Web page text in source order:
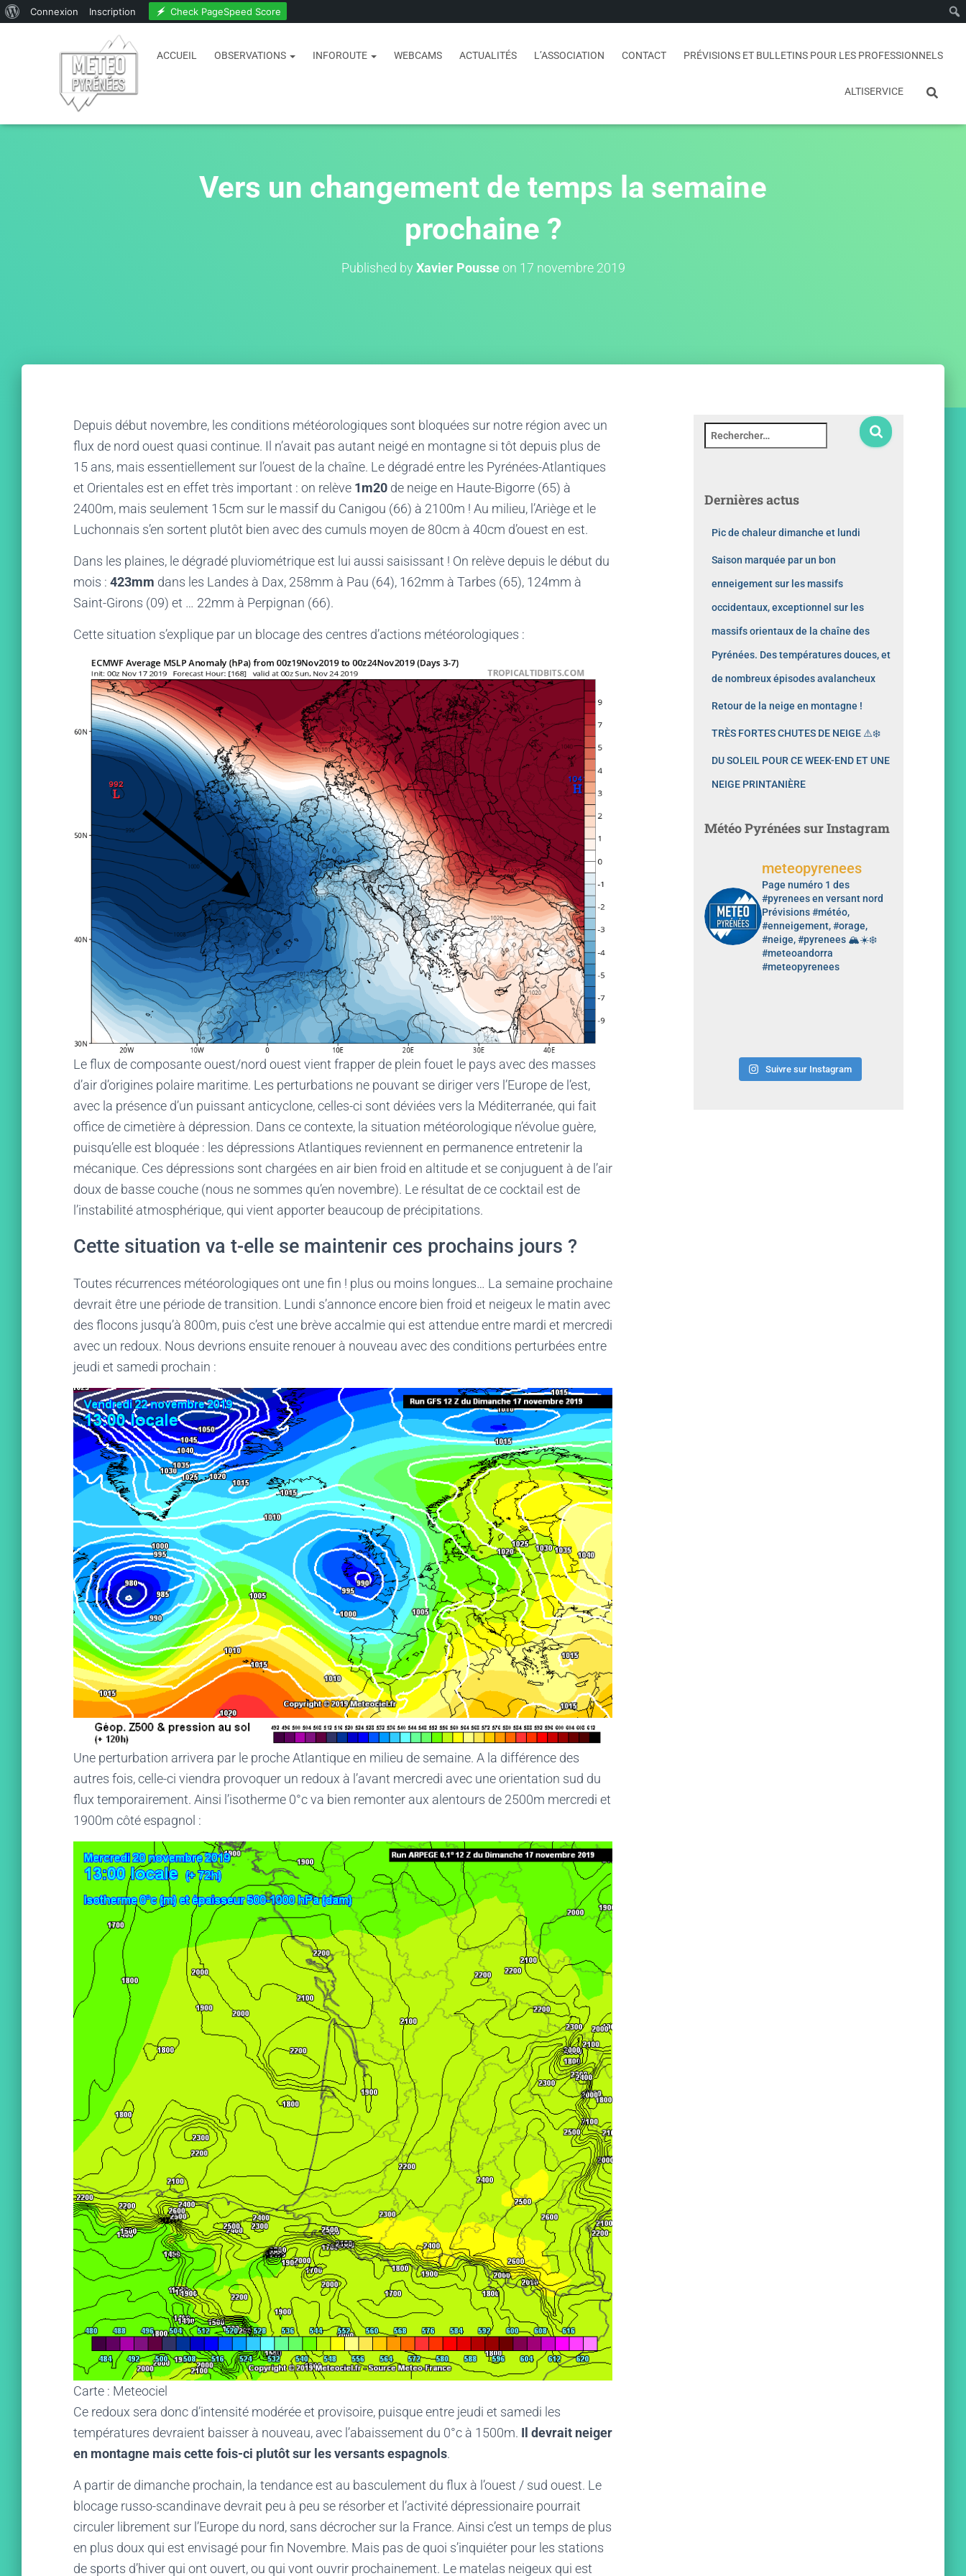
Connexion Inscription Check PageSpeed Score
ACCUEIL OBSERVATIONS INFOROUTE WEBCAMS ACTUALITÉS L’ASSOCIATION CONTACT PRÉVISIONS ET BULLETINS POUR LES PROFESSIONNELS
ALTISERVICE
Vers un changement de temps la semaine
prochaine ?
Published by Xavier Pousseon 17 novembre 2019
Depuis début novembre, les conditions météorologiques sont bloquées sur notre région avec un
flux de nord ouest quasi continue. Il n’avait pas autant neigé en montagne si tôt depuis plus de
15 ans, mais essentiellement sur l’ouest de la chaîne. Le dégradé entre les Pyrénées-Atlantiques
et Orientales est en effet très important : on relève 1m20 de neige en Haute-Bigorre (65) à
2400m, mais seulement 15cm sur le massif du Canigou (66) à 2100m ! Au milieu, l’Ariège et le
Luchonnais s’en sortent plutôt bien avec des cumuls moyen de 80cm à 40cm d’ouest en est.
Dans les plaines, le dégradé pluviométrique est lui aussi saisissant ! On relève depuis le début du
mois : 423mm dans les Landes à Dax, 258mm à Pau (64), 162mm à Tarbes (65), 124mm à
Saint-Girons (09) et … 22mm à Perpignan (66).
Cette situation s’explique par un blocage des centres d’actions météorologiques :
Le flux de composante ouest/nord ouest vient frapper de plein fouet le pays avec des masses
d’air d’origines polaire maritime. Les perturbations ne pouvant se diriger vers l’Europe de l’est,
avec la présence d’un puissant anticyclone, celles-ci sont déviées vers la Méditerranée, qui fait
office de cimetière à dépression. Dans ce contexte, la situation météorologique n’évolue guère,
puisqu’elle est bloquée : les dépressions Atlantiques reviennent en permanence entretenir la
mécanique. Ces dépressions sont chargées en air bien froid en altitude et se conjuguent à de l’air
doux de basse couche (nous ne sommes qu’en novembre). Le résultat de ce cocktail est de
l’instabilité atmosphérique, qui vient apporter beaucoup de précipitations.
Cette situation va t-elle se maintenir ces prochains jours ?
Toutes récurrences météorologiques ont une fin ! plus ou moins longues… La semaine prochaine
devrait être une période de transition. Lundi s’annonce encore bien froid et neigeux le matin avec
des flocons jusqu’à 800m, puis c’est une brève accalmie qui est attendue entre mardi et mercredi
avec un redoux. Nous devrions ensuite renouer à nouveau avec des conditions perturbées entre
jeudi et samedi prochain :
Une perturbation arrivera par le proche Atlantique en milieu de semaine. A la différence des
autres fois, celle-ci viendra provoquer un redoux à l’avant mercredi avec une orientation sud du
flux temporairement. Ainsi l’isotherme 0°c va bien remonter aux alentours de 2500m mercredi et
1900m côté espagnol :
Carte : Meteociel
Ce redoux sera donc d’intensité modérée et provisoire, puisque entre jeudi et samedi les
températures devraient baisser à nouveau, avec l’abaissement du 0°c à 1500m. Il devrait neiger
en montagne mais cette fois-ci plutôt sur les versants espagnols.
A partir de dimanche prochain, la tendance est au basculement du flux à l’ouest / sud ouest. Le
blocage russo-scandinave devrait peu à peu se résorber et l’activité dépressionaire pourrait
circuler librement sur l’Europe du nord, sans décrocher sur la France. Ainsi c’est un temps de plus
en plus doux qui est envisagé pour fin Novembre. Mais pas de quoi s’inquiéter pour les stations
de sports d’hiver qui ont ouvert, ou qui vont ouvrir prochainement. Le matelas neigeux qui est
Dernières actus
Pic de chaleur dimanche et lundi
Saison marquée par un bon
enneigement sur les massifs
occidentaux, exceptionnel sur les
massifs orientaux de la chaîne des
Pyrénées. Des températures douces, et
de nombreux épisodes avalancheux
Retour de la neige en montagne !
TRÈS FORTES CHUTES DE NEIGE ⚠️❄️
DU SOLEIL POUR CE WEEK-END ET UNE
NEIGE PRINTANIÈRE
Météo Pyrénées sur Instagram
meteopyrenees
Page numéro 1 des
#pyrenees en versant nord
Prévisions #météo,
#enneigement, #orage,
#neige, #pyrenees 🏔️☀️❄️
#meteoandorra
#meteopyrenees
Suivre sur Instagram